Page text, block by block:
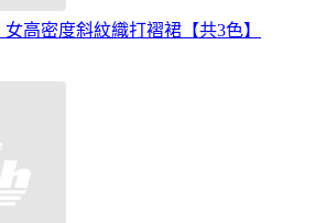
高密度斜紋織打褶裙【共3色】